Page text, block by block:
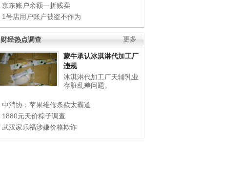
京东账户余额一折贱卖
1号店用户账户被盗不作为
更多
财经热点调查
蒙牛承认冰淇淋代加工厂
违规
冰淇淋代加工厂天辅乳业
存脏乱差问题。
中消协：苹果维修条款太霸道
1880元天价粽子调查
武汉家乐福涉嫌价格欺诈